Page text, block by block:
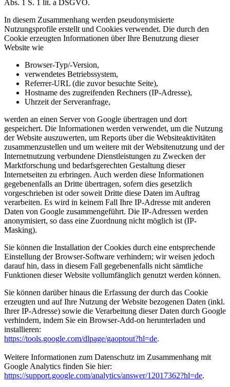
Abs. 1 S. 1 lit. a DSGVO.
In diesem Zusammenhang werden pseudonymisierte
Nutzungsprofile erstellt und Cookies verwendet. Die durch den
Cookie erzeugten Informationen über Ihre Benutzung dieser
Website wie
Browser-Typ/-Version,
verwendetes Betriebssystem,
Referrer-URL (die zuvor besuchte Seite),
Hostname des zugreifenden Rechners (IP-Adresse),
Uhrzeit der Serveranfrage,
werden an einen Server von Google übertragen und dort
gespeichert. Die Informationen werden verwendet, um die Nutzung
der Website auszuwerten, um Reports über die Websiteaktivitäten
zusammenzustellen und um weitere mit der Websitenutzung und der
Internetnutzung verbundene Dienstleistungen zu Zwecken der
Marktforschung und bedarfsgerechten Gestaltung dieser
Internetseiten zu erbringen. Auch werden diese Informationen
gegebenenfalls an Dritte übertragen, sofern dies gesetzlich
vorgeschrieben ist oder soweit Dritte diese Daten im Auftrag
verarbeiten. Es wird in keinem Fall Ihre IP-Adresse mit anderen
Daten von Google zusammengeführt. Die IP-Adressen werden
anonymisiert, so dass eine Zuordnung nicht möglich ist (IP-
Masking).
Sie können die Installation der Cookies durch eine entsprechende
Einstellung der Browser-Software verhindern; wir weisen jedoch
darauf hin, dass in diesem Fall gegebenenfalls nicht sämtliche
Funktionen dieser Website vollumfänglich genutzt werden können.
Sie können darüber hinaus die Erfassung der durch das Cookie
erzeugten und auf Ihre Nutzung der Website bezogenen Daten (inkl.
Ihrer IP-Adresse) sowie die Verarbeitung dieser Daten durch Google
verhindern, indem Sie ein Browser-Add-on herunterladen und
installieren:
https://tools.google.com/dlpage/gaoptout?hl=de.
Weitere Informationen zum Datenschutz im Zusammenhang mit
Google Analytics finden Sie hier:
https://support.google.com/analytics/answer/12017362?hl=de.